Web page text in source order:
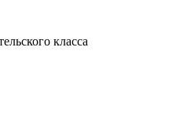
класса